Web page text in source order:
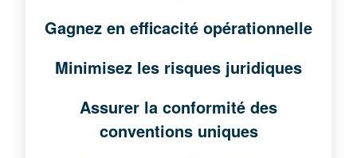
Gagnez en efficacité opérationnelle
Minimisez les risques juridiques
Assurer la conformité des
conventions uniques